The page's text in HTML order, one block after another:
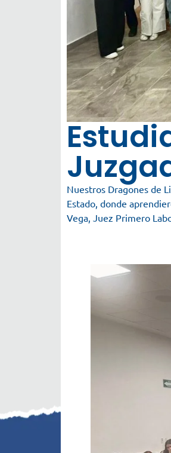
Nuestros Dragones de
Estado, donde
Vega, Juez Primero